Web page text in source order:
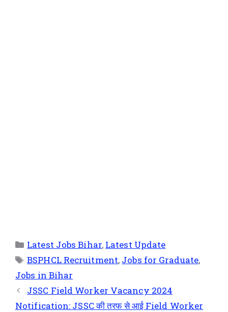
Latest Jobs Bihar, Latest Update
BSPHCL Recruitment, Jobs for Graduate,
Jobs in Bihar
JSSC Field Worker Vacancy 2024
Notification: JSSC की तरफ से आई Field Worker